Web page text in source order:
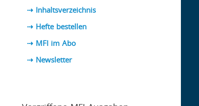
⇢ Inhaltsverzeichnis
⇢ Hefte bestellen
⇢ MFI im Abo
⇢ Newsletter